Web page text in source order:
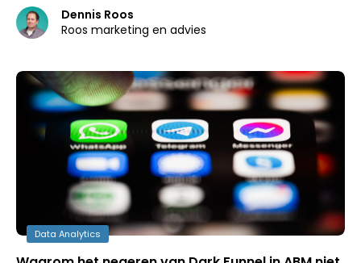
Dennis Roos
Roos marketing en advies
Data Analytics